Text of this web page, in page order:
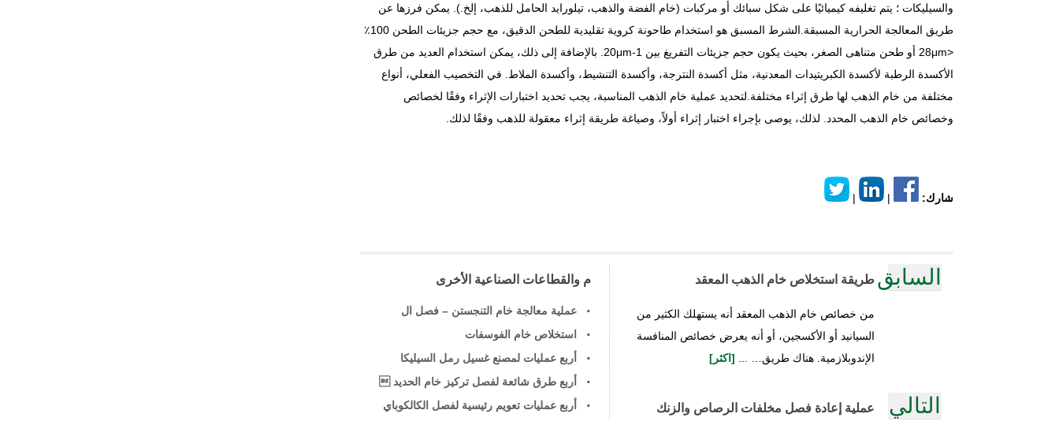
والسيليكات ؛ يتم تغليفه كيميائيًا على شكل سبائك أو مركبات (خام الفضة والذهب، تيلورايد الحامل للذهب، إلخ.). يمكن فرزها عن
طريق المعالجة الحرارية المسبقة.الشرط المسبق هو استخدام طاحونة كروية تقليدية للطحن الدقيق، مع حجم جزيئات الطحن 100٪
<28μm أو طحن متناهى الصغر، بحيث يكون حجم جزيئات التفريغ بين 1-20μm. بالإضافة إلى ذلك، يمكن استخدام العديد من طرق
الأكسدة الرطبة لأكسدة الكبريتيدات المعدنية، مثل أكسدة النترجة، وأكسدة التنشيط، وأكسدة الملاط. في التخصيب الفعلي، أنواع
مختلفة من خام الذهب لها طرق إثراء مختلفة.لتحديد عملية خام الذهب المناسبة، يجب تحديد اختبارات الإثراء وفقًا لخصائص
وخصائص خام الذهب المحدد. لذلك، يوصى بإجراء اختبار إثراء أولاً، وصياغة طريقة إثراء معقولة للذهب وفقًا لذلك.
شارك: |
|
السابق طريقة استخلاص خام الذهب المعقد
من خصائص خام الذهب المعقد أنه يستهلك الكثير من
السيانيد أو الأكسجين، أو أنه يعرض خصائص المنافسة
الإندوبلازمية. هناك طريق… ...
[اكثر]
التالي عملية إعادة فصل مخلفات الرصاص والزنك
م والقطاعات الصناعية الأخرى
عملية معالجة خام التنجستن – فصل ال
استخلاص خام الفوسفات
أربع عمليات لمصنع غسيل رمل السيليكا
أربع طرق شائعة لفصل تركيز خام الحديد 
أربع عمليات تعويم رئيسية لفصل الكالكوباي